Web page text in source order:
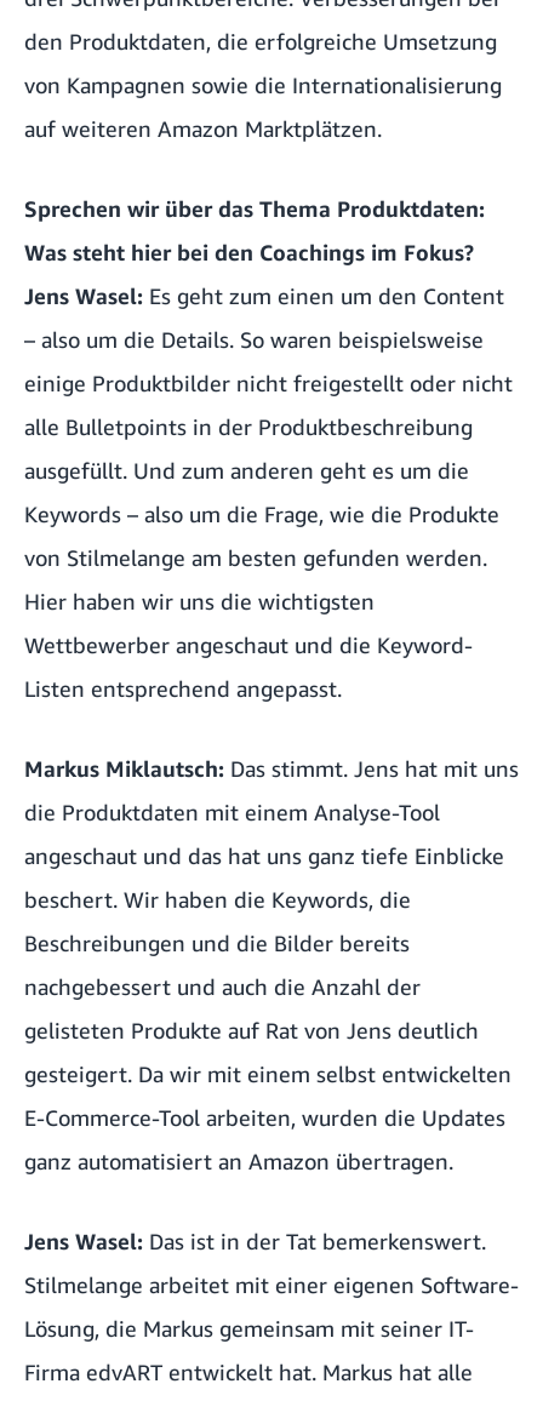
den Produktdaten, die erfolgreiche Umsetzung
von Kampagnen sowie die Internationalisierung
auf weiteren Amazon Marktplätzen.
Sprechen wir über das Thema Produktdaten:
Was steht hier bei den Coachings im Fokus?
Jens Wasel: Es geht zum einen um den Content
– also um die Details. So waren beispielsweise
einige Produktbilder nicht freigestellt oder nicht
alle Bulletpoints in der Produktbeschreibung
ausgefüllt. Und zum anderen geht es um die
Keywords – also um die Frage, wie die Produkte
von Stilmelange am besten gefunden werden.
Hier haben wir uns die wichtigsten
Wettbewerber angeschaut und die Keyword-
Listen entsprechend angepasst.
Markus Miklautsch: Das stimmt. Jens hat mit uns
die Produktdaten mit einem Analyse-Tool
angeschaut und das hat uns ganz tiefe Einblicke
beschert. Wir haben die Keywords, die
Beschreibungen und die Bilder bereits
nachgebessert und auch die Anzahl der
gelisteten Produkte auf Rat von Jens deutlich
gesteigert. Da wir mit einem selbst entwickelten
E-Commerce-Tool arbeiten, wurden die Updates
ganz automatisiert an Amazon übertragen.
Jens Wasel: Das ist in der Tat bemerkenswert.
Stilmelange arbeitet mit einer eigenen Software-
Lösung, die Markus gemeinsam mit seiner IT-
Firma edvART entwickelt hat. Markus hat alle